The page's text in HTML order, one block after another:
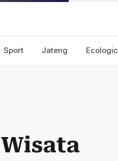
Sport Jateng Ecologic